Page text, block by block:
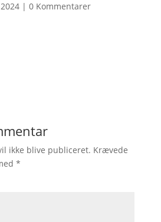
| 0 Kommentarer
ikke blive publiceret. Krævede
*